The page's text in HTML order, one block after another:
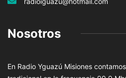
Nosotros
En Radio Yguazú Misiones